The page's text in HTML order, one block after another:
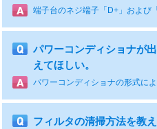
パワーコンディショナが
えてほしい。
フィルタの清掃方法を教え